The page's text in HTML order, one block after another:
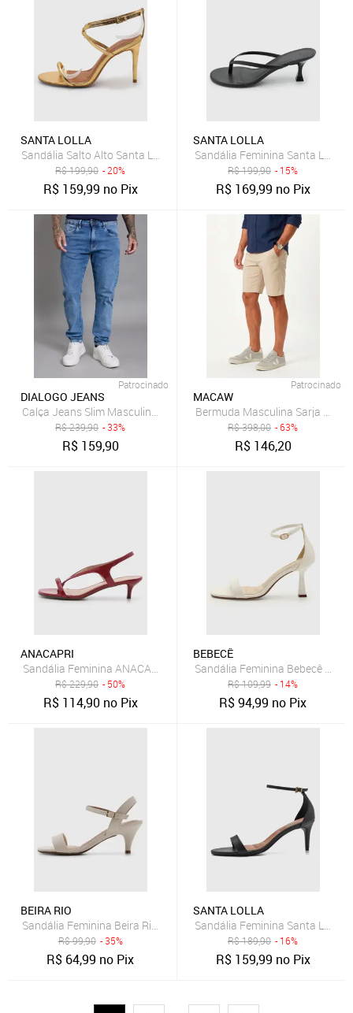
SANTA LOLLA
Sandália Salto Alto Santa Lolla Tiras Dourado
R$199,90 - 20%
R$ 159,99 no Pix
SANTA LOLLA
Sandália Feminina Santa Lolla
R$199,90 - 15%
R$ 169,99 no Pix
Patrocinado
DIALOGO JEANS
Calça Jeans Slim Masculina Arqueada Marmorizada Vintage na
R$239,90 - 33%
R$ 159,90
Patrocinado
MACAW
R$398,00 - 63%
R$ 146,20
ANACAPRI
Sandália Feminina ANACAPRI Salto Tiras Vermelha
R$229,90 - 50%
R$ 114,90no Pix
BEBECÊ
Sandália Feminina Bebecê
R$109,99 - 14%
R$94,99 no Pix
BEIRA RIO
Sandália Feminina Beira Rio Salto Fino Off-White
R$99,90 - 35%
R$ 64,99 no Pix
SANTA LOLLA
Sandália Feminina Santa Lolla
R$189,90 - 16%
R$ 159,99 no Pix